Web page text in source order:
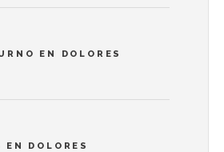
EN DOLORES
DOLORES